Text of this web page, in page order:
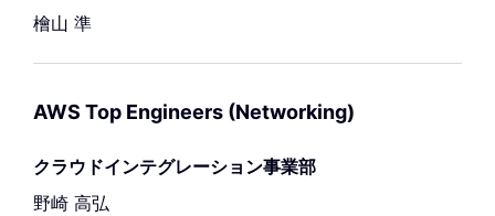
檜山 準
AWS Top Engineers (Networking)
クラウドインテグレーション事業部
野崎 高弘